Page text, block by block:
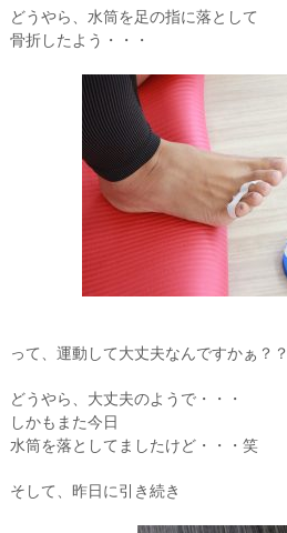
どうやら、水筒を足の指に落として
骨折したよう・・・
って、運動して大丈夫なんですかぁ？？
どうやら、大丈夫のようで・・・
しかもまた今日
水筒を落としてましたけど・・・笑
そして、昨日に引き続き